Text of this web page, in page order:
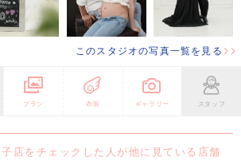
このスタジオの写真一覧を見る
プラン 衣装 ギャラリー スタッフ
店をチェックした人が他に見ている店舗